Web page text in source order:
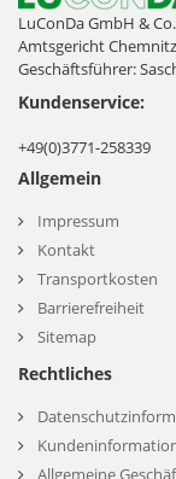
LuConDa GmbH &
Amtsgericht
Geschäftsführer:
Kundenservice:
+49(0)3771-258339
Allgemein
Impressum
Kontakt
Transportkosten
Barrierefreiheit
Sitemap
Rechtliches
Allgemeine